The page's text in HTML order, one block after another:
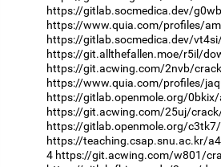
https://gitlab.socmedica.dev/
https://www.quia.com/profiles/
https://gitlab.socmedica.dev/
https://git.allthefallen.moe/r5il/
https://git.acwing.com/2nvb/
https://www.quia.com/profiles/
https://gitlab.openmole.org/
https://git.acwing.com/25uj/
https://gitlab.openmole.org/
https://teaching.csap.snu.ac.kr/
4 https://git.acwing.com/w801/